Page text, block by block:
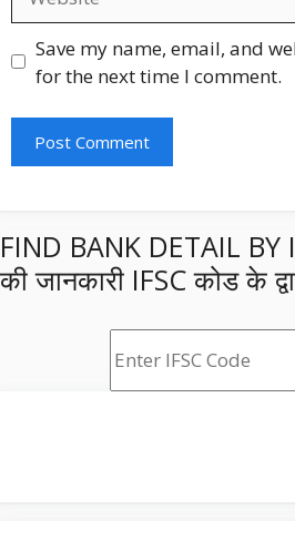
Save my name, email, and
for the next time I comment.
FIND BANK DETAIL
की जानकारी IFSC कोड के